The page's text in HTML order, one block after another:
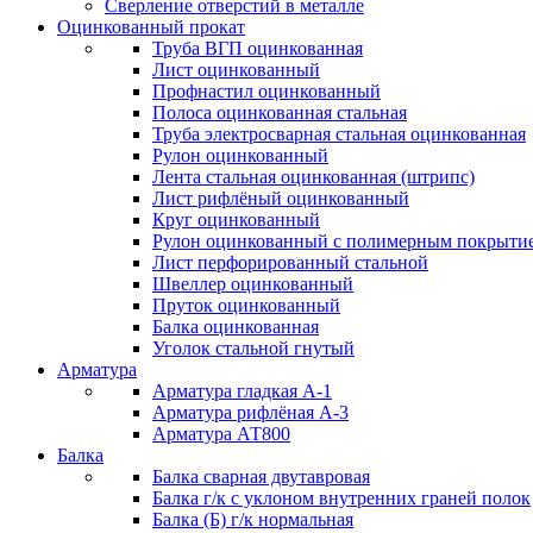
Сверление отверстий в металле
Оцинкованный прокат
Труба ВГП оцинкованная
Лист оцинкованный
Профнастил оцинкованный
Полоса оцинкованная стальная
Труба электросварная стальная оцинкованная
Рулон оцинкованный
Лента стальная оцинкованная (штрипс)
Лист рифлёный оцинкованный
Круг оцинкованный
Рулон оцинкованный с полимерным
Лист перфорированный стальной
Швеллер оцинкованный
Пруток оцинкованный
Балка оцинкованная
Уголок стальной гнутый
Арматура
Арматура гладкая А-1
Арматура рифлёная А-3
Арматура АТ800
Балка
Балка сварная двутавровая
Балка г/к с уклоном внутренних граней полок
Балка (Б) г/к нормальная